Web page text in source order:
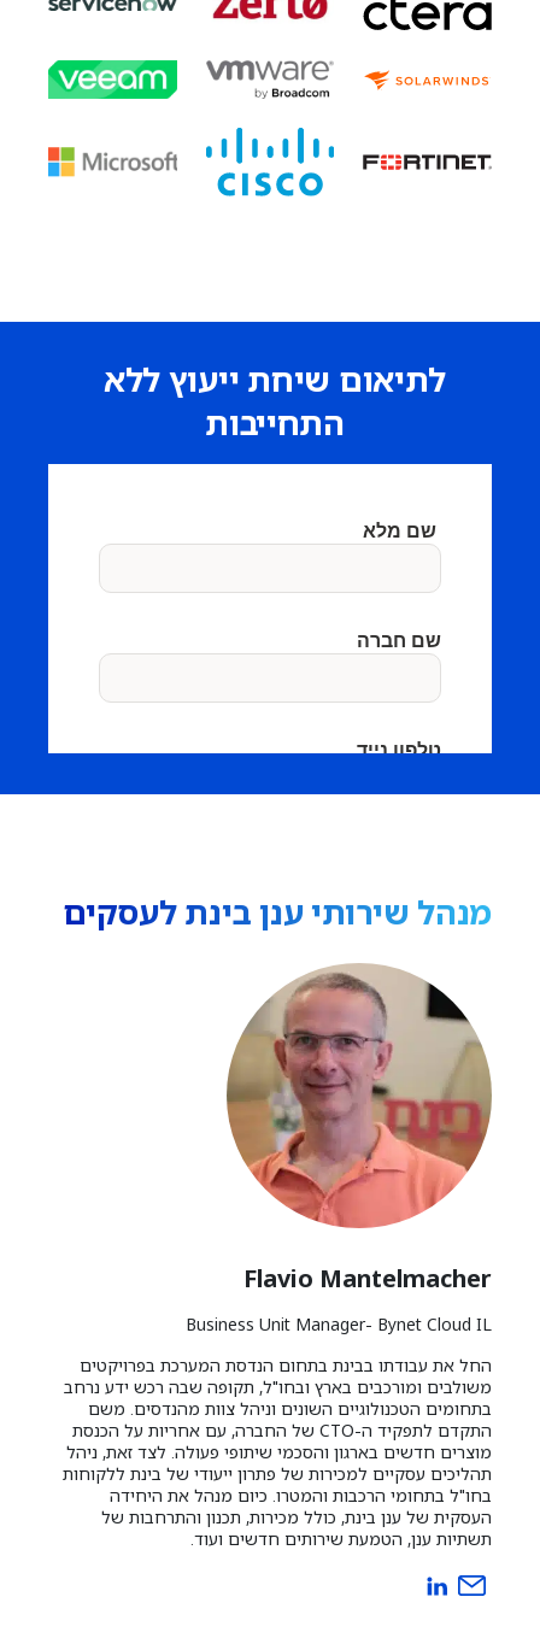
לתיאום שיחת ייעוץ ללא
התחייבות
מנהל שירותי ענן בינת לעסקים
Flavio Mantelmacher
Business Unit Manager- Bynet Cloud IL
החל את עבודתו בבינת בתחום הנדסת המערכת בפרויקטים
משולבים ומורכבים בארץ ובחו"ל, תקופה שבה רכש ידע נרחב
בתחומים הטכנולוגיים השונים וניהל צוות מהנדסים. משם
התקדם לתפקיד ה-CTO של החברה, עם אחריות על הכנסת
מוצרים חדשים בארגון והסכמי שיתופי פעולה. לצד זאת, ניהל
תהליכים עסקיים למכירות של פתרון ייעודי של בינת ללקוחות
בחו"ל בתחומי הרכבות והמטרו. כיום מנהל את היחידה
העסקית של ענן בינת, כולל מכירות, תכנון והתרחבות של
תשתיות ענן, הטמעת שירותים חדשים ועוד.